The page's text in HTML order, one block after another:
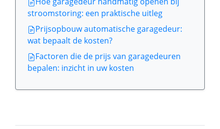
stroomstoring: een praktische uitleg
Prijsopbouw automatische garagedeur:
wat bepaalt de kosten?
Factoren die de prijs van garagedeuren
bepalen: inzicht in uw kosten